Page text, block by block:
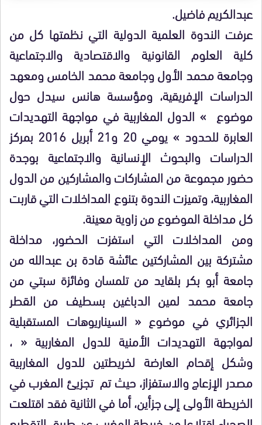
عبدالكريم فاضيل.
عرفت الندوة العلمية الدولية التي نظمتها كل من
كلية العلوم القانونية والاقتصادية والاجتماعية
وجامعة محمد الأول وجامعة محمد الخامس ومعهد
الدراسات الإفريقية، ومؤسسة هانس سيدل حول
موضوع » الدول المغاربية في مواجهة التهديدات
العابرة للحدود » يومي 20 و21 أبريل 2016 بمركز
الدراسات والبحوث الإنسانية والاجتماعية بوجدة
حضور مجموعة من المشاركات والمشاركين من الدول
المغاربية، وتميزت الندوة بتنوع المداخلات التي قاربت
كل مداخلة الموضوع من زاوية معينة.
ومن المداخلات التي استفزت الحضور، مداخلة
مشتركة بين المشاركتين عائشة قادة بن عبدالله من
جامعة أبو بكر بلقايد من تلمسان وفائزة سبتي من
جامعة محمد لمين الدباغين بسطيف من القطر
الجزائري في موضوع « السيناريوهات المستقبلية
لمواجهة التهديدات الأمنية للدول المغاربية « ،
وشكل إقحام العارضة لخريطتين للدول المغاربية
مصدر الإزعاج والاستفزاز، حيث تم تجزيئ المغرب في
الخريطة الأولى إلى جزأين، أما في الثانية فقد اقتلعت